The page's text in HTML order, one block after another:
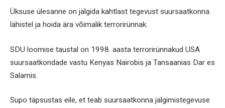
Üksuse ülesanne on jälgida kahtlast tegevust suursaatkonna
lähistel ja hoida ära võimalik terrorirünnak.
SDU loomise taustal on 1998. aasta terrorirünnakud USA
suursaatkondade vastu Kenyas Nairobis ja Tansaanias Dar es
Salamis.
Supo täpsustas eile, et teab suursaatkonna jälgimistegevuse